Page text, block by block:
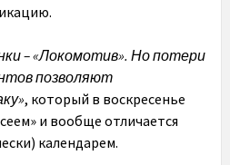
– «Локомотив». Но потери
позволяют
, который в воскресенье
и вообще отличается
календарем.